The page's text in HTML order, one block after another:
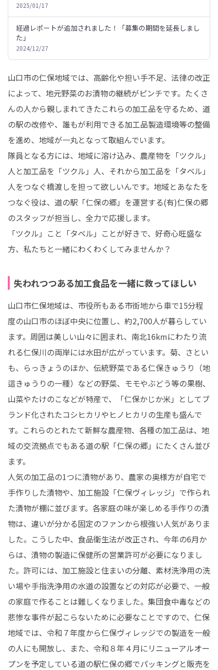
2025/01/17
経過レポートが追加されました！「募集の期間を延長しまし
た」
2024/12/27
山口市の仁保地域では、高齢化や担い手不足、法律の改正
によって、地元野菜のお漬物の継続がピンチです。たくさ
んの人から親しまれてきたこれらの加工品を守るため、道
の駅の改修や、誰もが利用できる加工品製造環境等の整備
を進め、地域が一丸となって取組んでいます。
隊員となる方には、地域に溶け込み、農産物を「ツクル」
人と加工品を「ツクル」人、それから加工品を「タベル」
人をつなぐ橋渡しを担って欲しいんです。地域とあなたを
つなぐ役は、道の駅「仁保の郷」を運営する(有)仁保の郷
のスタッフが担当し、全力で応援します。
「ツクル」こと「タベル」ことが好きで、好奇心旺盛な
方、私たちと一緒にわくわくしてみませんか？
失われつつある加工食品を一緒に救ってほしい
山口市仁保地域は、市役所もある市街地から車で15分程
度の山口市のほぼ中央に位置し、約2,700人が暮らしてい
ます。周囲は美しい山々に囲まれ、南北16kmにわたり流
れる仁保川の両岸には水田が広がっています。菊、さとい
も、らっきょうのほか、伝統野菜である仁保きゅうり（地
這きゅうりの一種）などの野菜、モモやぶどう等の果樹、
山菜やたけのこなどが特産で、「仁保かじか米」としてブ
ランド化されたコシヒカリやヒノヒカリの生産も盛んで
す。これらのとれたて新鮮な農産物、各種の加工品は、地
域の交流拠点でもある道の駅「仁保の郷」にたくさん並び
ます。
人気の加工品の1つに漬物があり、農家の奥様方が自宅で
手作りした漬物や、加工施設「仁保ヴィレッジ」で作られ
た漬物が棚に並びます。各家庭の味が楽しめる手作りの漬
物は、違いが分かる固定のファンから根強い人気がありま
した。こうした中、食品衛生法が改正され、今年の6月か
らは、漬物の製造に保健所の営業許可が必要になりまし
た。許可には、加工施設と住まいの分離、素材洗浄用の洗
い場や手指洗浄用の水道の設置などの対応が必要で、一般
の家庭で作ることは難しくなりました。集団食中毒などの
悲惨な事件が起こらないために必要なことですので、仁保
地域では、令和７年度から仁保ヴィレッジでの製造を一般
の人にも開放し、また、令和８年４月にリニューアルオー
プンを予定している道の駅仁保の郷でパッキングと販売を